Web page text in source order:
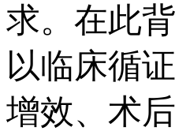
求。在此
以临床循
增效、术